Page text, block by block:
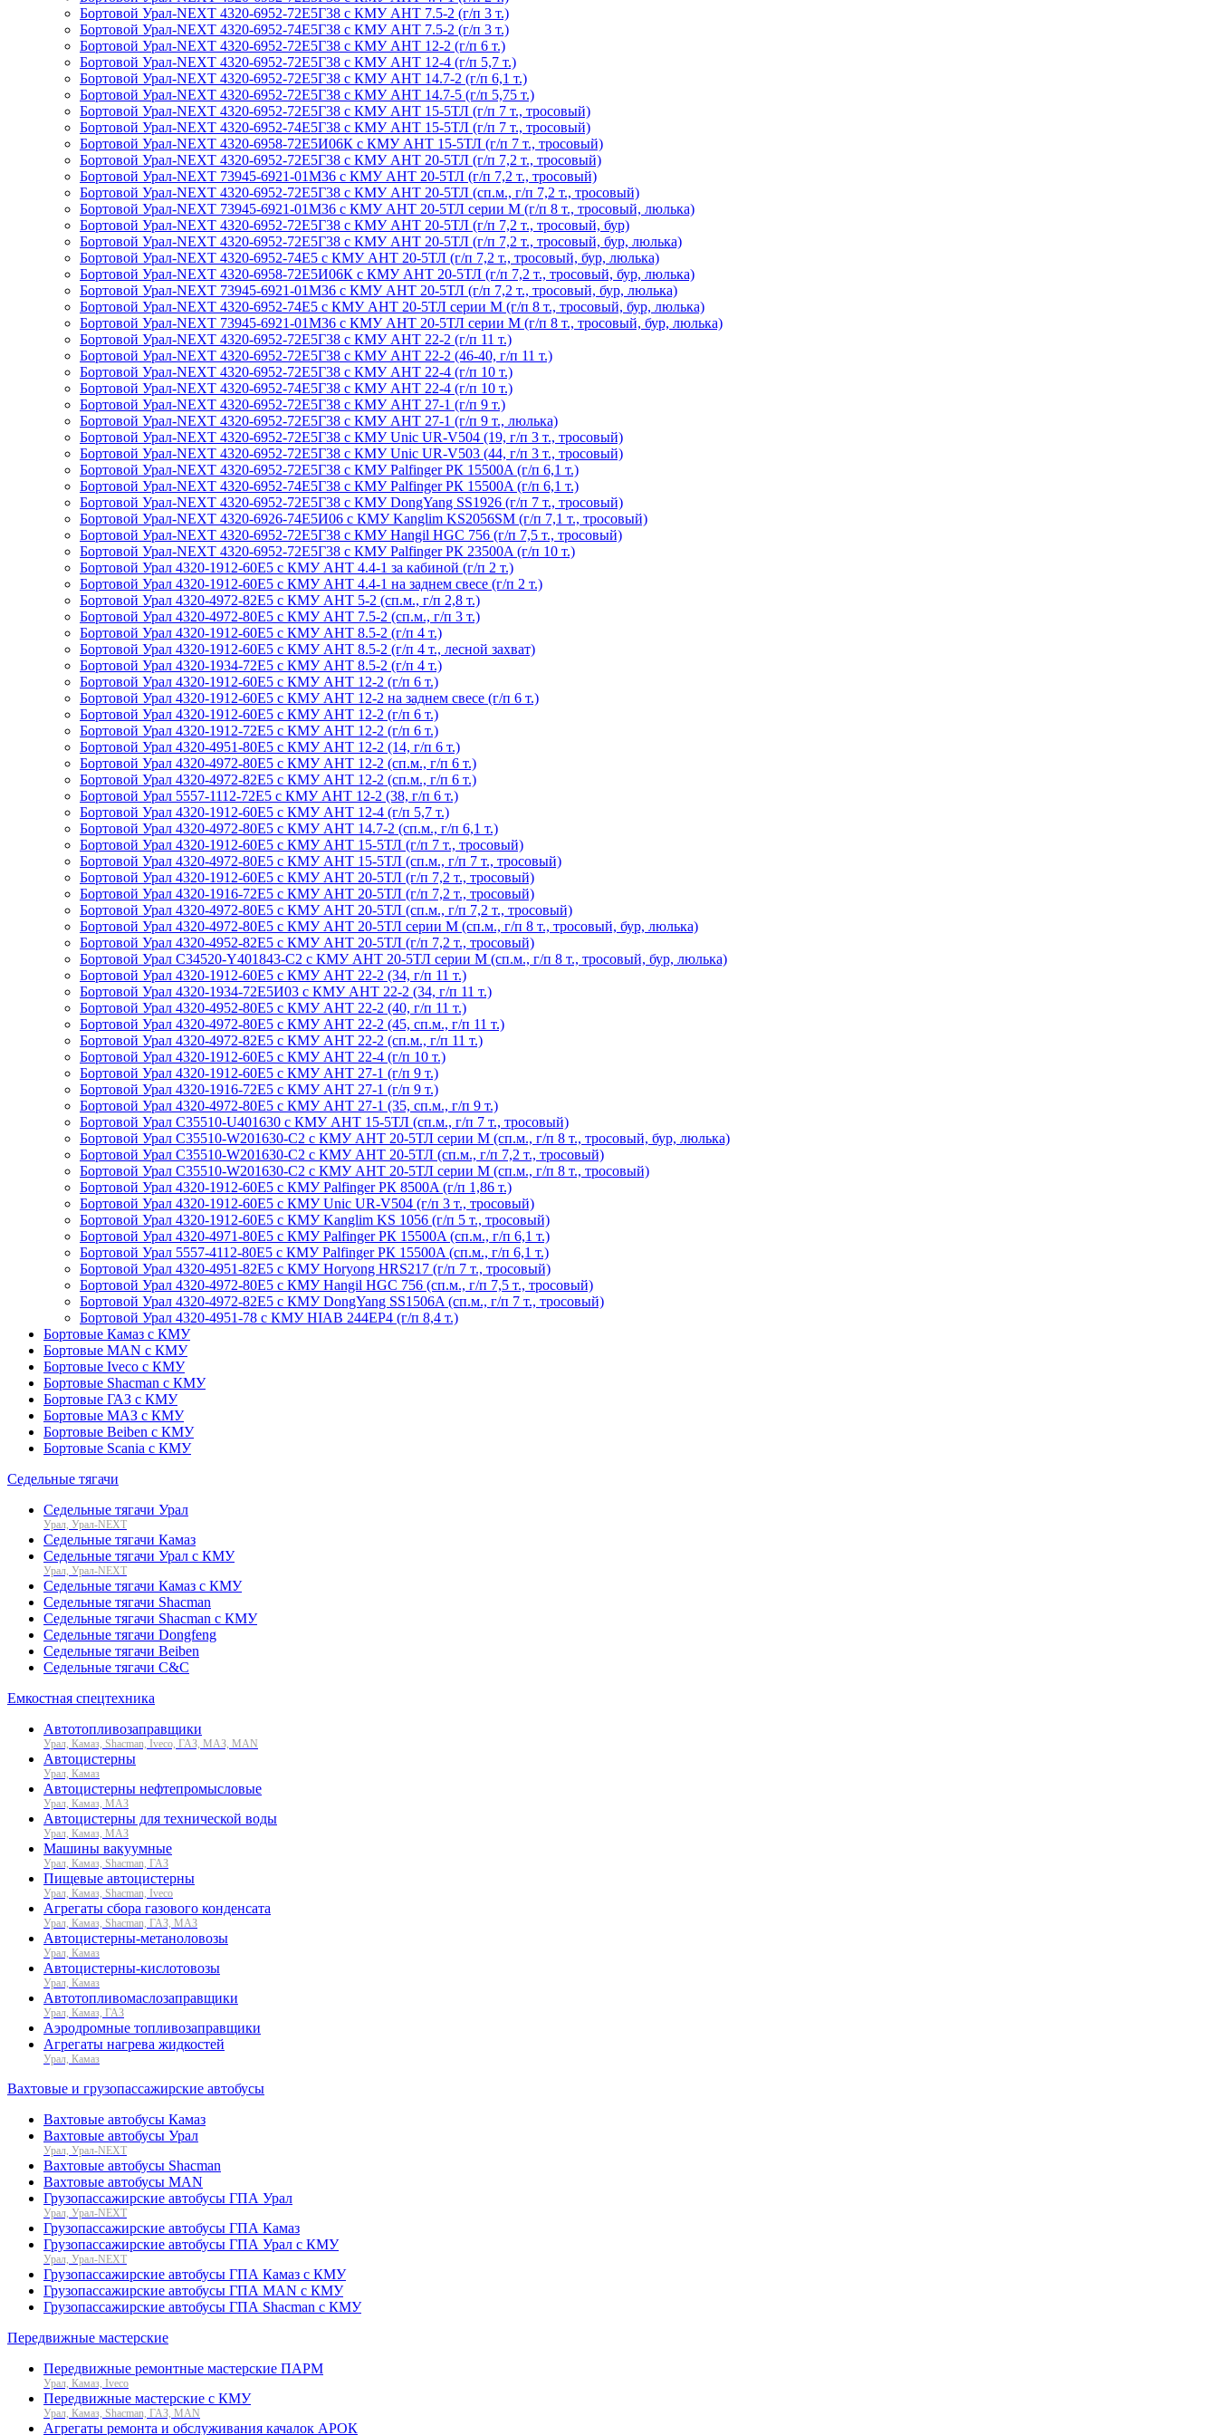
Бортовой Урал-NEXT 4320-6952-72Е5Г38 с КМУ АНТ 7.5-2 (г/п 3 т.)
Бортовой Урал-NEXT 4320-6952-74Е5Г38 с КМУ АНТ 7.5-2 (г/п 3 т.)
Бортовой Урал-NEXT 4320-6952-72Е5Г38 с КМУ АНТ 12-2 (г/п 6 т.)
Бортовой Урал-NEXT 4320-6952-72Е5Г38 с КМУ АНТ 12-4 (г/п 5,7 т.)
Бортовой Урал-NEXT 4320-6952-72Е5Г38 с КМУ АНТ 14.7-2 (г/п 6,1 т.)
Бортовой Урал-NEXT 4320-6952-72Е5Г38 с КМУ АНТ 14.7-5 (г/п 5,75 т.)
Бортовой Урал-NEXT 4320-6952-72Е5Г38 с КМУ АНТ 15-5ТЛ (г/п 7 т., тросовый)
Бортовой Урал-NEXT 4320-6952-74Е5Г38 с КМУ АНТ 15-5ТЛ (г/п 7 т., тросовый)
Бортовой Урал-NEXT 4320-6958-72Е5И06К с КМУ АНТ 15-5ТЛ (г/п 7 т., тросовый)
Бортовой Урал-NEXT 4320-6952-72Е5Г38 с КМУ АНТ 20-5ТЛ (г/п 7,2 т., тросовый)
Бортовой Урал-NEXT 73945-6921-01М36 с КМУ АНТ 20-5ТЛ (г/п 7,2 т., тросовый)
Бортовой Урал-NEXT 4320-6952-72Е5Г38 с КМУ АНТ 20-5ТЛ (сп.м., г/п 7,2 т., тросовый)
Бортовой Урал-NEXT 73945-6921-01М36 с КМУ АНТ 20-5ТЛ серии М (г/п 8 т., тросовый, люлька)
Бортовой Урал-NEXT 4320-6952-72Е5Г38 с КМУ АНТ 20-5ТЛ (г/п 7,2 т., тросовый, бур)
Бортовой Урал-NEXT 4320-6952-72Е5Г38 с КМУ АНТ 20-5ТЛ (г/п 7,2 т., тросовый, бур, люлька)
Бортовой Урал-NEXT 4320-6952-74Е5 с КМУ АНТ 20-5ТЛ (г/п 7,2 т., тросовый, бур, люлька)
Бортовой Урал-NEXT 4320-6958-72Е5И06К с КМУ АНТ 20-5ТЛ (г/п 7,2 т., тросовый, бур, люлька)
Бортовой Урал-NEXT 73945-6921-01М36 с КМУ АНТ 20-5ТЛ (г/п 7,2 т., тросовый, бур, люлька)
Бортовой Урал-NEXT 4320-6952-74Е5 с КМУ АНТ 20-5ТЛ серии М (г/п 8 т., тросовый, бур, люлька)
Бортовой Урал-NEXT 73945-6921-01М36 с КМУ АНТ 20-5ТЛ серии М (г/п 8 т., тросовый, бур, люлька)
Бортовой Урал-NEXT 4320-6952-72Е5Г38 с КМУ АНТ 22-2 (г/п 11 т.)
Бортовой Урал-NEXT 4320-6952-72Е5Г38 с КМУ АНТ 22-2 (46-40, г/п 11 т.)
Бортовой Урал-NEXT 4320-6952-72Е5Г38 с КМУ АНТ 22-4 (г/п 10 т.)
Бортовой Урал-NEXT 4320-6952-74Е5Г38 с КМУ АНТ 22-4 (г/п 10 т.)
Бортовой Урал-NEXT 4320-6952-72Е5Г38 с КМУ АНТ 27-1 (г/п 9 т.)
Бортовой Урал-NEXT 4320-6952-72Е5Г38 с КМУ АНТ 27-1 (г/п 9 т., люлька)
Бортовой Урал-NEXT 4320-6952-72Е5Г38 с КМУ Unic UR-V504 (19, г/п 3 т., тросовый)
Бортовой Урал-NEXT 4320-6952-72Е5Г38 с КМУ Unic UR-V503 (44, г/п 3 т., тросовый)
Бортовой Урал-NEXT 4320-6952-72Е5Г38 с КМУ Palfinger РК 15500A (г/п 6,1 т.)
Бортовой Урал-NEXT 4320-6952-74Е5Г38 с КМУ Palfinger РК 15500A (г/п 6,1 т.)
Бортовой Урал-NEXT 4320-6952-72Е5Г38 с КМУ DongYang SS1926 (г/п 7 т., тросовый)
Бортовой Урал-NEXT 4320-6926-74Е5И06 с КМУ Kanglim KS2056SM (г/п 7,1 т., тросовый)
Бортовой Урал-NEXT 4320-6952-72Е5Г38 с КМУ Hangil HGC 756 (г/п 7,5 т., тросовый)
Бортовой Урал-NEXT 4320-6952-72Е5Г38 с КМУ Palfinger РК 23500A (г/п 10 т.)
Бортовой Урал 4320-1912-60Е5 с КМУ АНТ 4.4-1 за кабиной (г/п 2 т.)
Бортовой Урал 4320-1912-60Е5 с КМУ АНТ 4.4-1 на заднем свесе (г/п 2 т.)
Бортовой Урал 4320-4972-82Е5 с КМУ АНТ 5-2 (сп.м., г/п 2,8 т.)
Бортовой Урал 4320-4972-80Е5 с КМУ АНТ 7.5-2 (сп.м., г/п 3 т.)
Бортовой Урал 4320-1912-60Е5 с КМУ АНТ 8.5-2 (г/п 4 т.)
Бортовой Урал 4320-1912-60Е5 с КМУ АНТ 8.5-2 (г/п 4 т., лесной захват)
Бортовой Урал 4320-1934-72Е5 с КМУ АНТ 8.5-2 (г/п 4 т.)
Бортовой Урал 4320-1912-60Е5 с КМУ АНТ 12-2 (г/п 6 т.)
Бортовой Урал 4320-1912-60Е5 с КМУ АНТ 12-2 на заднем свесе (г/п 6 т.)
Бортовой Урал 4320-1912-60Е5 с КМУ АНТ 12-2 (г/п 6 т.)
Бортовой Урал 4320-1912-72Е5 с КМУ АНТ 12-2 (г/п 6 т.)
Бортовой Урал 4320-4951-80Е5 с КМУ АНТ 12-2 (14, г/п 6 т.)
Бортовой Урал 4320-4972-80Е5 с КМУ АНТ 12-2 (сп.м., г/п 6 т.)
Бортовой Урал 4320-4972-82Е5 с КМУ АНТ 12-2 (сп.м., г/п 6 т.)
Бортовой Урал 5557-1112-72Е5 с КМУ АНТ 12-2 (38, г/п 6 т.)
Бортовой Урал 4320-1912-60Е5 с КМУ АНТ 12-4 (г/п 5,7 т.)
Бортовой Урал 4320-4972-80Е5 с КМУ АНТ 14.7-2 (сп.м., г/п 6,1 т.)
Бортовой Урал 4320-1912-60Е5 с КМУ АНТ 15-5ТЛ (г/п 7 т., тросовый)
Бортовой Урал 4320-4972-80Е5 с КМУ АНТ 15-5ТЛ (сп.м., г/п 7 т., тросовый)
Бортовой Урал 4320-1912-60Е5 с КМУ АНТ 20-5ТЛ (г/п 7,2 т., тросовый)
Бортовой Урал 4320-1916-72Е5 с КМУ АНТ 20-5ТЛ (г/п 7,2 т., тросовый)
Бортовой Урал 4320-4972-80Е5 с КМУ АНТ 20-5ТЛ (сп.м., г/п 7,2 т., тросовый)
Бортовой Урал 4320-4972-80Е5 с КМУ АНТ 20-5ТЛ серии М (сп.м., г/п 8 т., тросовый, бур, люлька)
Бортовой Урал 4320-4952-82Е5 с КМУ АНТ 20-5ТЛ (г/п 7,2 т., тросовый)
Бортовой Урал C34520-Y401843-C2 с КМУ АНТ 20-5ТЛ серии М (сп.м., г/п 8 т., тросовый, бур, люлька)
Бортовой Урал 4320-1912-60Е5 с КМУ АНТ 22-2 (34, г/п 11 т.)
Бортовой Урал 4320-1934-72Е5И03 с КМУ АНТ 22-2 (34, г/п 11 т.)
Бортовой Урал 4320-4952-80Е5 с КМУ АНТ 22-2 (40, г/п 11 т.)
Бортовой Урал 4320-4972-80Е5 с КМУ АНТ 22-2 (45, сп.м., г/п 11 т.)
Бортовой Урал 4320-4972-82Е5 с КМУ АНТ 22-2 (сп.м., г/п 11 т.)
Бортовой Урал 4320-1912-60Е5 с КМУ АНТ 22-4 (г/п 10 т.)
Бортовой Урал 4320-1912-60Е5 с КМУ АНТ 27-1 (г/п 9 т.)
Бортовой Урал 4320-1916-72Е5 с КМУ АНТ 27-1 (г/п 9 т.)
Бортовой Урал 4320-4972-80Е5 с КМУ АНТ 27-1 (35, сп.м., г/п 9 т.)
Бортовой Урал С35510-U401630 с КМУ АНТ 15-5ТЛ (сп.м., г/п 7 т., тросовый)
Бортовой Урал С35510-W201630-C2 с КМУ АНТ 20-5ТЛ серии М (сп.м., г/п 8 т., тросовый, бур, люлька)
Бортовой Урал С35510-W201630-C2 с КМУ АНТ 20-5ТЛ (сп.м., г/п 7,2 т., тросовый)
Бортовой Урал С35510-W201630-C2 с КМУ АНТ 20-5ТЛ серии М (сп.м., г/п 8 т., тросовый)
Бортовой Урал 4320-1912-60Е5 с КМУ Palfinger РК 8500A (г/п 1,86 т.)
Бортовой Урал 4320-1912-60Е5 с КМУ Unic UR-V504 (г/п 3 т., тросовый)
Бортовой Урал 4320-1912-60Е5 с КМУ Kanglim KS 1056 (г/п 5 т., тросовый)
Бортовой Урал 4320-4971-80Е5 с КМУ Palfinger РК 15500A (сп.м., г/п 6,1 т.)
Бортовой Урал 5557-4112-80Е5 с КМУ Palfinger РК 15500A (сп.м., г/п 6,1 т.)
Бортовой Урал 4320-4951-82Е5 с КМУ Horyong HRS217 (г/п 7 т., тросовый)
Бортовой Урал 4320-4972-80Е5 с КМУ Hangil HGC 756 (сп.м., г/п 7,5 т., тросовый)
Бортовой Урал 4320-4972-82Е5 с КМУ DongYang SS1506A (сп.м., г/п 7 т., тросовый)
Бортовой Урал 4320-4951-78 с КМУ HIAB 244EP4 (г/п 8,4 т.)
Бортовые Камаз с КМУ
Бортовые MAN с КМУ
Бортовые Iveco с КМУ
Бортовые Shacman с КМУ
Бортовые ГАЗ с КМУ
Бортовые МАЗ с КМУ
Бортовые Beiben с КМУ
Бортовые Scania с КМУ
Седельные тягачи
Седельные тягачи Урал
Урал, Урал-NEXT
Седельные тягачи Камаз
Седельные тягачи Урал с КМУ
Урал, Урал-NEXT
Седельные тягачи Камаз с КМУ
Седельные тягачи Shacman
Седельные тягачи Shacman с КМУ
Седельные тягачи Dongfeng
Седельные тягачи Beiben
Седельные тягачи C&C
Емкостная спецтехника
Автотопливозаправщики
Урал, Камаз, Shacman, Iveco, ГАЗ, МАЗ, MAN
Автоцистерны
Урал, Камаз
Автоцистерны нефтепромысловые
Урал, Камаз, МАЗ
Автоцистерны для технической воды
Урал, Камаз, МАЗ
Машины вакуумные
Урал, Камаз, Shacman, ГАЗ
Пищевые автоцистерны
Урал, Камаз, Shacman, Iveco
Агрегаты сбора газового конденсата
Урал, Камаз, Shacman, ГАЗ, МАЗ
Автоцистерны-метаноловозы
Урал, Камаз
Автоцистерны-кислотовозы
Урал, Камаз
Автотопливомаслозаправщики
Урал, Камаз, ГАЗ
Аэродромные топливозаправщики
Агрегаты нагрева жидкостей
Урал, Камаз
Вахтовые и грузопассажирские автобусы
Вахтовые автобусы Камаз
Вахтовые автобусы Урал
Урал, Урал-NEXT
Вахтовые автобусы Shacman
Вахтовые автобусы MAN
Грузопассажирские автобусы ГПА Урал
Урал, Урал-NEXT
Грузопассажирские автобусы ГПА Камаз
Грузопассажирские автобусы ГПА Урал с КМУ
Урал, Урал-NEXT
Грузопассажирские автобусы ГПА Камаз с КМУ
Грузопассажирские автобусы ГПА MAN с КМУ
Грузопассажирские автобусы ГПА Shacman с КМУ
Передвижные мастерские
Передвижные ремонтные мастерские ПАРМ
Урал, Камаз, Iveco
Передвижные мастерские с КМУ
Урал, Камаз, Shacman, ГАЗ, MAN
Агрегаты ремонта и обслуживания качалок АРОК